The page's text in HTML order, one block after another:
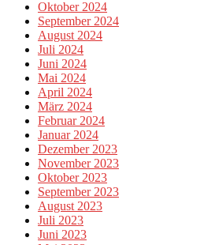
Oktober 2024
September 2024
August 2024
Juli 2024
Juni 2024
Mai 2024
April 2024
März 2024
Februar 2024
Januar 2024
Dezember 2023
November 2023
Oktober 2023
September 2023
August 2023
Juli 2023
Juni 2023